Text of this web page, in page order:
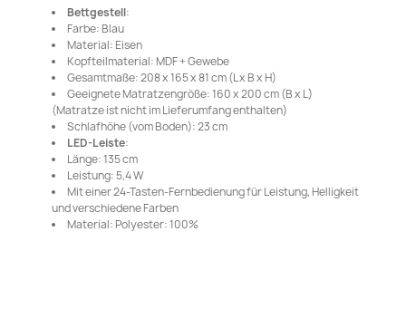
Bettgestell:
Farbe: Blau
Material: Eisen
Kopfteilmaterial: MDF + Gewebe
Gesamtmaße: 208 x 165 x 81 cm (L x B x H)
Geeignete Matratzengröße: 160 x 200 cm (B x L)
(Matratze ist nicht im Lieferumfang enthalten)
Schlafhöhe (vom Boden): 23 cm
LED-Leiste:
Länge: 135 cm
Leistung: 5,4 W
Mit einer 24-Tasten-Fernbedienung für Leistung, Helligkeit
und verschiedene Farben
Material: Polyester: 100%